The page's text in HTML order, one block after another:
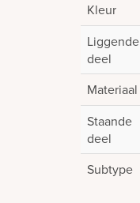
Kleur
Liggende
deel
Materiaal
Staande
deel
Subtype